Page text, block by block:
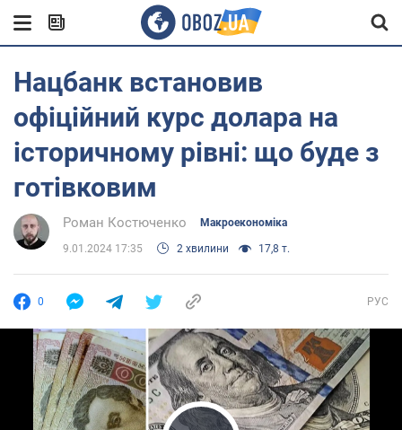
Нацбанк встановив
офіційний курс долара на
історичному рівні: що буде з
готівковим
Роман Костюченко Mакроекономіка
9.01.2024 17:35 2 хвилини 17,8 т.
0 РУС